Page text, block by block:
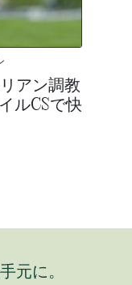
アン調教
ルCSで快
元に。